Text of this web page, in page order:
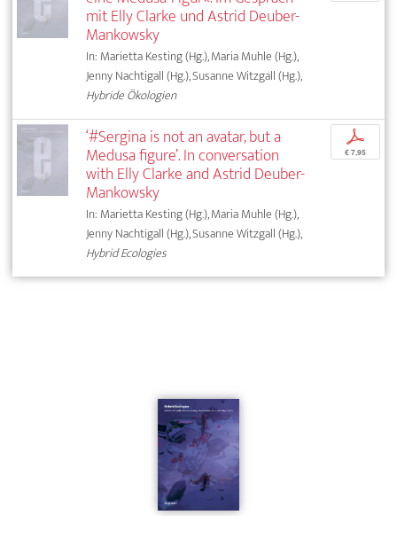
mit Elly Clarke und Astrid Deuber-
Mankowsky
In: Marietta Kesting (Hg.), Maria Muhle (Hg.),
Jenny Nachtigall (Hg.), Susanne Witzgall (Hg.),
Hybride Ökologien
‘#Sergina is not an avatar, but a
Medusa figure’. In conversation
with Elly Clarke and Astrid Deuber-
Mankowsky
In: Marietta Kesting (Hg.), Maria Muhle (Hg.),
Jenny Nachtigall (Hg.), Susanne Witzgall (Hg.),
Hybrid Ecologies
p
€ 7,95